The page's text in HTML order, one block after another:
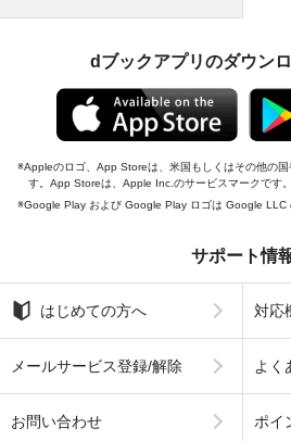
dブックアプリのダウン
Appleのロゴ、App Storeは、米国もしくはその他の
す。App Storeは、Apple Inc.のサービスマークです。
Google Play および Google Play ロゴは Google LLC
サポート情
はじめての方へ 対応
メールサービス登録/解除 よく
お問い合わせ ポイ